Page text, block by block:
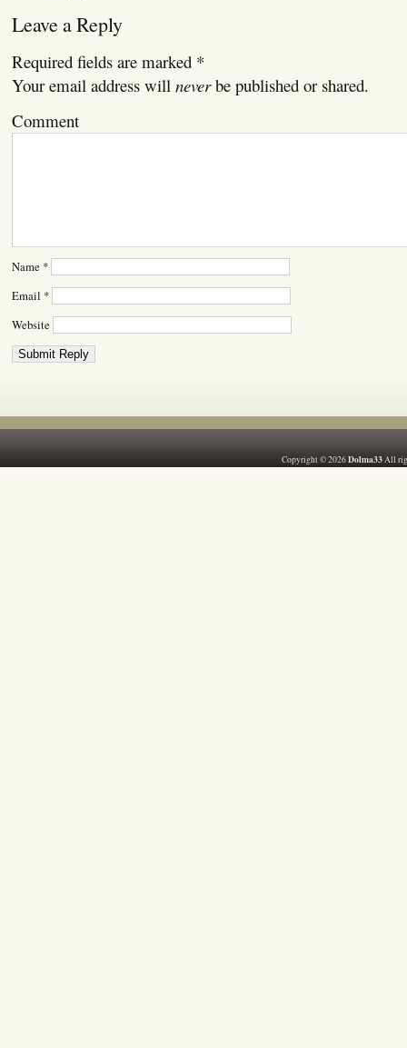
Leave a Reply
Required fields are marked *
Your email address will neverbe published or shared.
Comment
Name *
Email *
Website
Copyright © 2026Dolma33All